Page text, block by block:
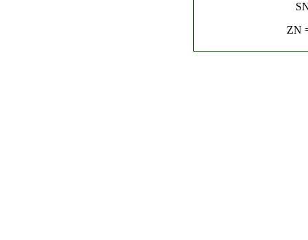
ZN